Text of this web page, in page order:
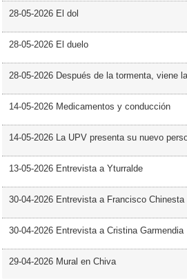
28-05-2026 El dol
28-05-2026 El duelo
28-05-2026 Después de la tormenta, viene
14-05-2026 Medicamentos y conducción
14-05-2026 La UPV presenta su nuevo
13-05-2026 Entrevista a Yturralde
30-04-2026 Entrevista a Francisco Chinesta
30-04-2026 Entrevista a Cristina Garmendia
29-04-2026 Mural en Chiva